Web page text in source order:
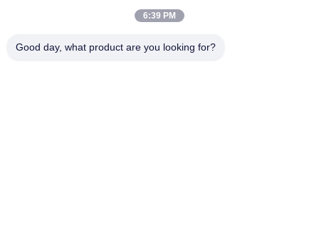
O EMG estimulou os laços do dedo torcidos com 2 molas
6:39 PM
Good day, what product are you looking for?